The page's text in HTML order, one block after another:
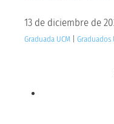
13 de diciembre de
Graduada UCM Graduados